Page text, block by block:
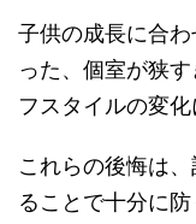
子供の成長に合
った、個室が狭
フスタイルの変化
これらの後悔は
ることで十分に